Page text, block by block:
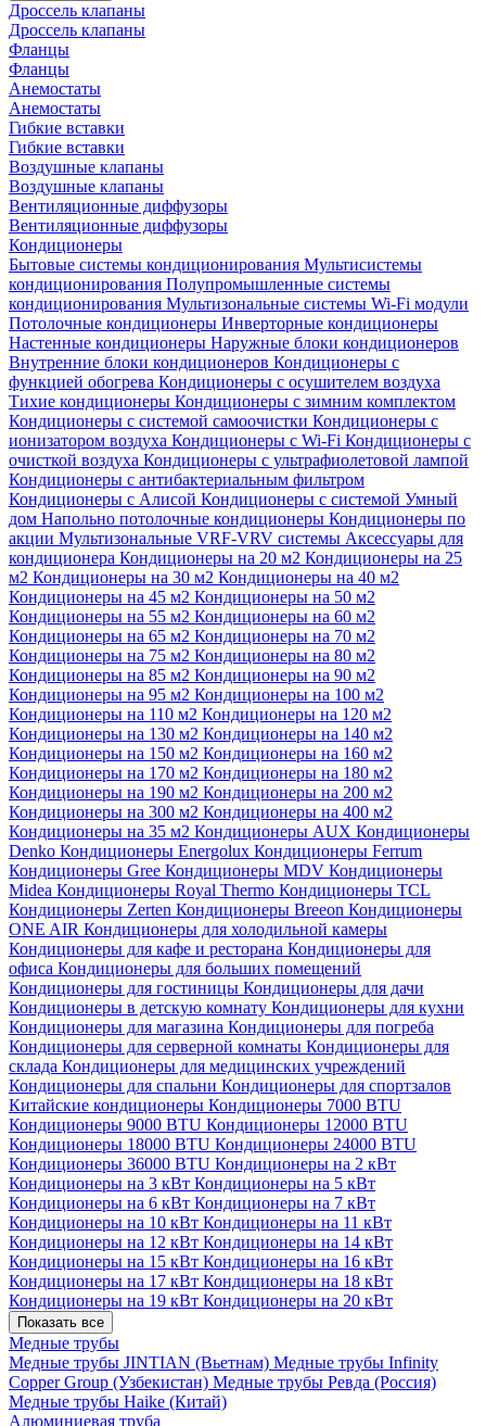
Дроссель клапаны
Дроссель клапаны
Фланцы
Фланцы
Анемостаты
Анемостаты
Гибкие вставки
Гибкие вставки
Воздушные клапаны
Воздушные клапаны
Вентиляционные диффузоры
Вентиляционные диффузоры
Кондиционеры
Бытовые системы кондиционирования Мультисистемы
кондиционирования Полупромышленные системы
кондиционирования Мультизональные системы Wi-Fi модули
Потолочные кондиционеры Инверторные кондиционеры
Настенные кондиционеры Наружные блоки кондиционеров
Внутренние блоки кондиционеров Кондиционеры с
функцией обогрева Кондиционеры с осушителем воздуха
Тихие кондиционеры Кондиционеры с зимним комплектом
Кондиционеры с системой самоочистки Кондиционеры с
ионизатором воздуха Кондиционеры с Wi-Fi Кондиционеры с
очисткой воздуха Кондиционеры с ультрафиолетовой лампой
Кондиционеры с антибактериальным фильтром
Кондиционеры с Алисой Кондиционеры с системой Умный
дом Напольно потолочные кондиционеры Кондиционеры по
акции Мультизональные VRF-VRV системы Аксессуары для
кондиционера Кондиционеры на 20 м2 Кондиционеры на 25
м2 Кондиционеры на 30 м2 Кондиционеры на 40 м2
Кондиционеры на 45 м2 Кондиционеры на 50 м2
Кондиционеры на 55 м2 Кондиционеры на 60 м2
Кондиционеры на 65 м2 Кондиционеры на 70 м2
Кондиционеры на 75 м2 Кондиционеры на 80 м2
Кондиционеры на 85 м2 Кондиционеры на 90 м2
Кондиционеры на 95 м2 Кондиционеры на 100 м2
Кондиционеры на 110 м2 Кондиционеры на 120 м2
Кондиционеры на 130 м2 Кондиционеры на 140 м2
Кондиционеры на 150 м2 Кондиционеры на 160 м2
Кондиционеры на 170 м2 Кондиционеры на 180 м2
Кондиционеры на 190 м2 Кондиционеры на 200 м2
Кондиционеры на 300 м2 Кондиционеры на 400 м2
Кондиционеры на 35 м2 Кондиционеры AUX Кондиционеры
Denko Кондиционеры Energolux Кондиционеры Ferrum
Кондиционеры Gree Кондиционеры MDV Кондиционеры
Midea Кондиционеры Royal Thermo Кондиционеры TCL
Кондиционеры Zerten Кондиционеры Breeon Кондиционеры
ONE AIR Кондиционеры для холодильной камеры
Кондиционеры для кафе и ресторана Кондиционеры для
офиса Кондиционеры для больших помещений
Кондиционеры для гостиницы Кондиционеры для дачи
Кондиционеры в детскую комнату Кондиционеры для кухни
Кондиционеры для магазина Кондиционеры для погреба
Кондиционеры для серверной комнаты Кондиционеры для
склада Кондиционеры для медицинских учреждений
Кондиционеры для спальни Кондиционеры для спортзалов
Китайские кондиционеры Кондиционеры 7000 BTU
Кондиционеры 9000 BTU Кондиционеры 12000 BTU
Кондиционеры 18000 BTU Кондиционеры 24000 BTU
Кондиционеры 36000 BTU Кондиционеры на 2 кВт
Кондиционеры на 3 кВт Кондиционеры на 5 кВт
Кондиционеры на 6 кВт Кондиционеры на 7 кВт
Кондиционеры на 10 кВт Кондиционеры на 11 кВт
Кондиционеры на 12 кВт Кондиционеры на 14 кВт
Кондиционеры на 15 кВт Кондиционеры на 16 кВт
Кондиционеры на 17 кВт Кондиционеры на 18 кВт
Кондиционеры на 19 кВт Кондиционеры на 20 кВт
Показать все
Медные трубы
Медные трубы JINTIAN (Вьетнам) Медные трубы Infinity
Copper Group (Узбекистан) Медные трубы Ревда (Россия)
Медные трубы Haike (Китай)
Алюминиевая труба